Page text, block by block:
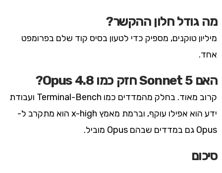
מה גודל חלון ההקשר?
מיליון טוקנים, מספיק כדי לטעון בסיס קוד שלם בפרומפט
אחד.
האם Sonnet 5 חזק כמו Opus 4.8?
קרוב מאוד. בחלק מהמדדים כמו Terminal-Bench ועבודת
ידע הוא אפילו עוקף, וברמת מאמץ x-high הוא מתקרב ל-
Opus גם במדדים שבהם Opus מוביל.
סיכום